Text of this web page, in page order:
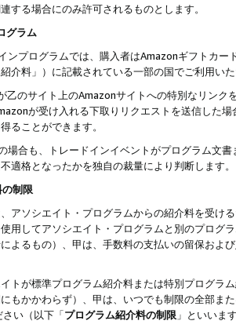
する場合にのみ許可されるものとします。
グラム
ンプログラムでは、購入者はAmazonギフトカ
紹介料」）に記載されている一部の国でご利用い
乙のサイト上のAmazonサイトへの特別なリン
が受け入れる下取りリクエストを送信した
ることができます。
場合も、トレードインイベントがプログラム文
適格となったかを独自の裁量により判断します。
制限
アソシエイト・プログラムからの紹介料を受け
用してアソシエイト・プログラムと別のプログ
よるもの）、甲は、手数料の支払いの留保およ
トが標準プログラム紹介料または特別プログラ
にもかかわらず）、甲は、いつでも制限の全部
さい（以下「プログラム紹介料の制限 」といいま